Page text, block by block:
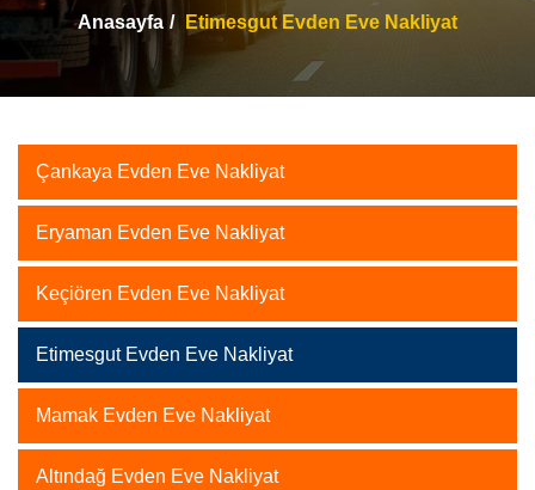
Anasayfa Etimesgut Evden Eve Nakliyat
Çankaya Evden Eve Nakliyat
Eryaman Evden Eve Nakliyat
Keçiören Evden Eve Nakliyat
Etimesgut Evden Eve Nakliyat
Mamak Evden Eve Nakliyat
Altındağ Evden Eve Nakliyat